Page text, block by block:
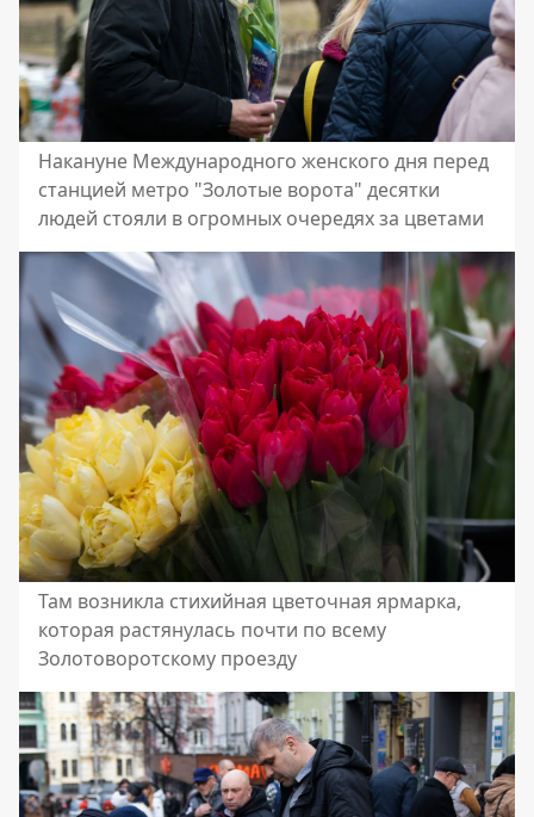
Накануне Международного женского дня перед
станцией метро "Золотые ворота" десятки
людей стояли в огромных очередях за цветами
Там возникла стихийная цветочная ярмарка,
которая растянулась почти по всему
Золотоворотскому проезду